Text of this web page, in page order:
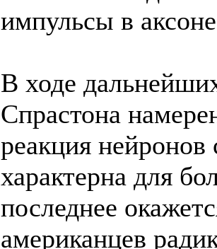
импульсы в
В ходе
Спрастона
реакция
характерна для
последнее
американцев